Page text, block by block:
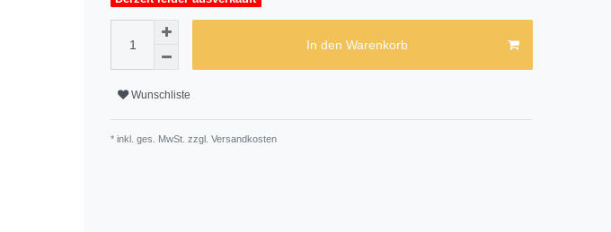
In den Warenkorb
Wunschliste
* inkl. ges. MwSt. zzgl. Versandkosten